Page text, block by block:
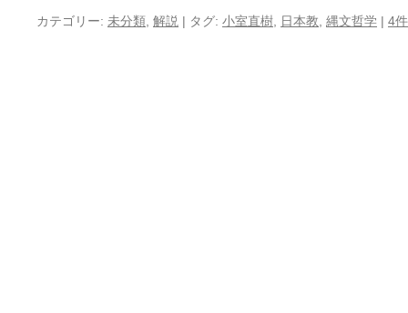
カテゴリー: 未分類 解説 | タグ: 小室直樹 日本教 縄文哲学 | 4